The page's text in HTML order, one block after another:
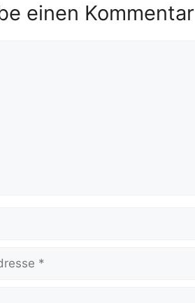
einen Kommentar